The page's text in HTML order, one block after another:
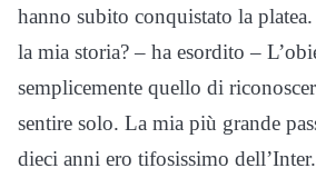
hanno subito conquistato la
la mia storia? – ha esordito –
semplicemente quello di
sentire solo. La mia più grande
dieci anni ero tifosissimo